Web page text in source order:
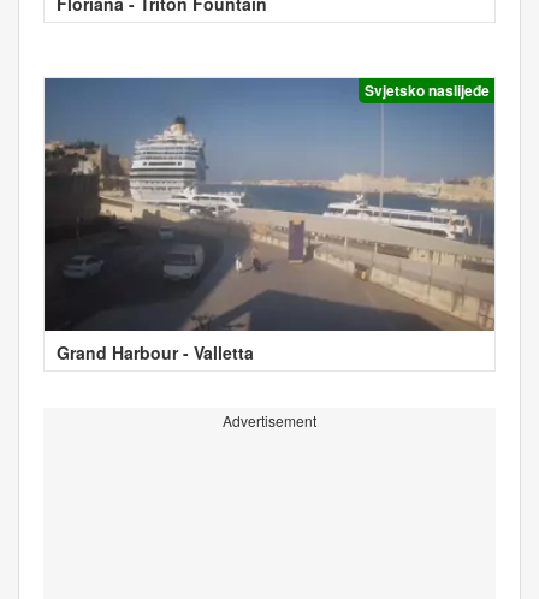
Svjetsko naslijeđe
Grand Harbour - Valletta
Advertisement